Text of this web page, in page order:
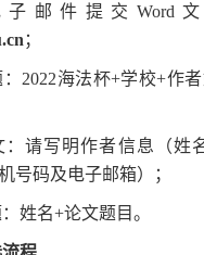
子邮件提交Word
；
2022海法杯+学校+作
：请写明作者信息（姓
号码及电子邮箱）；
姓名+论文题目。